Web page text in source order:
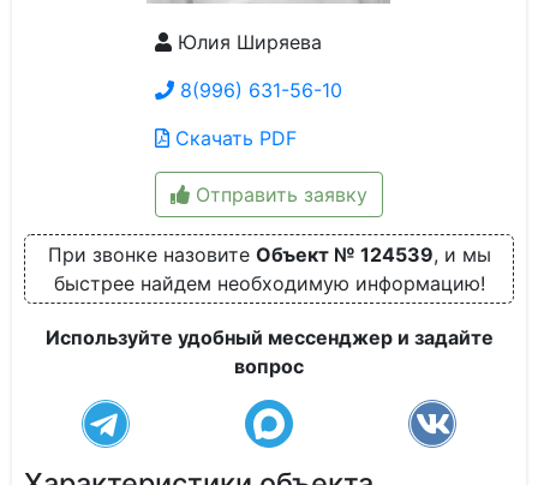
Юлия Ширяева
8(996) 631-56-10
Скачать PDF
Отправить заявку
При звонке назовите Объект № 124539, и мы
быстрее найдем необходимую информацию!
Используйте удобный мессенджер и задайте
вопрос